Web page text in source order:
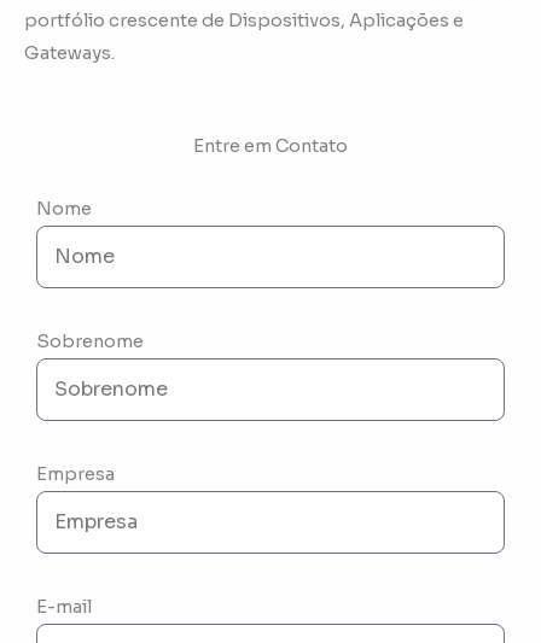
portfólio crescente de Dispositivos, Aplicações e
Gateways.
Entre em Contato
Nome
Sobrenome
Empresa
E-mail